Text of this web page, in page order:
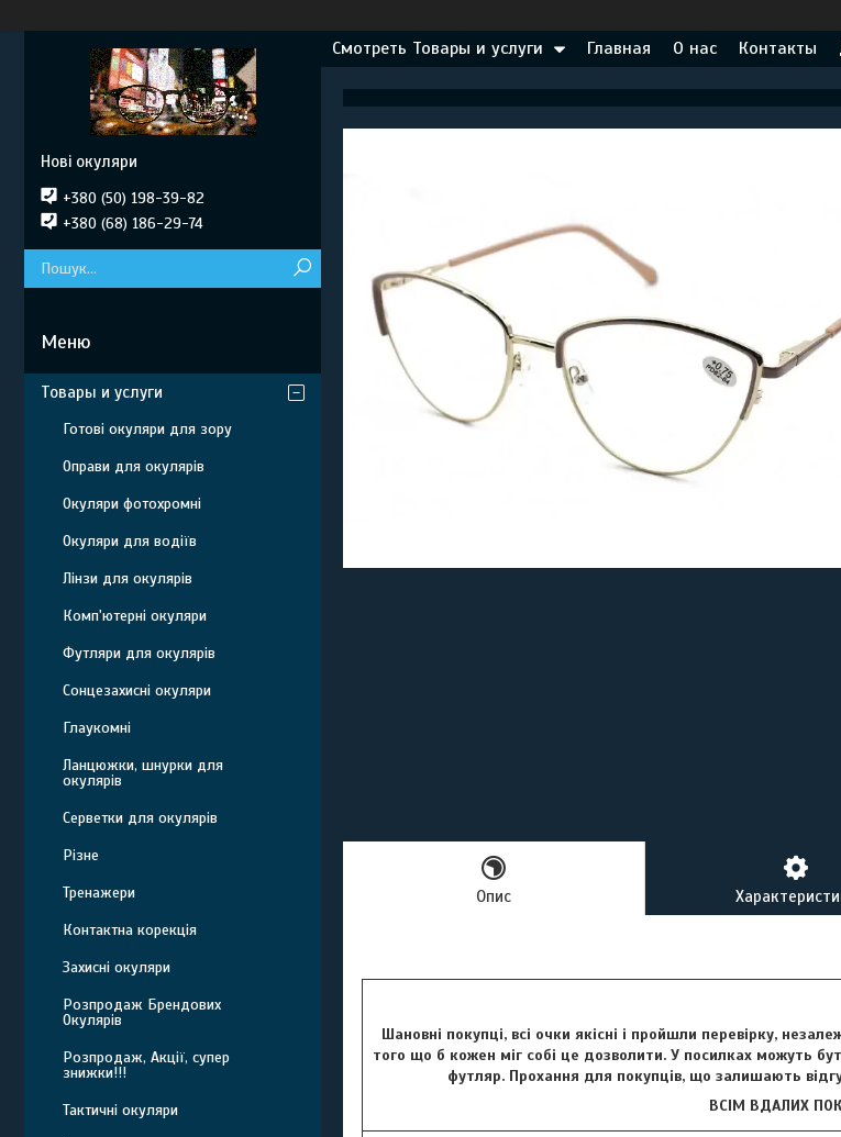
Смотреть Товары и услуги Главная О нас Контакты
Опис
Шановні покупці, всі очки якісні і пройшли перевірку,
того що б кожен міг собі це дозволити. У посилках можуть
футляр. Прохання для покупців, що залишають
ВСІМ ВДАЛИХ
Нові окуляри
+380 (50) 198-39-82
+380 (68) 186-29-74
Товары и услуги
Готові окуляри для зору
Оправи для окулярів
Окуляри фотохромні
Окуляри для водіїв
Лінзи для окулярів
Комп'ютерні окуляри
Футляри для окулярів
Сонцезахисні окуляри
Глаукомні
Ланцюжки, шнурки для
окулярів
Серветки для окулярів
Різне
Тренажери
Контактна корекція
Захисні окуляри
Розпродаж Брендових
Окулярів
Розпродаж, Акції, супер
знижки!!!
Тактичні окуляри